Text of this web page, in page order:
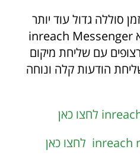
סוללה גדול עוד יותר
כאשר דור שלוש אשר נקרא inreach Messenger
שימוש רצופים עם שליחת מיקום
ודרך שליחת הודעות קלה ונוחה